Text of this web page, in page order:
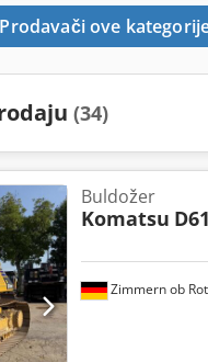
Prodavači ove
(34)
Zimmern ob
Buldožer
Komatsu